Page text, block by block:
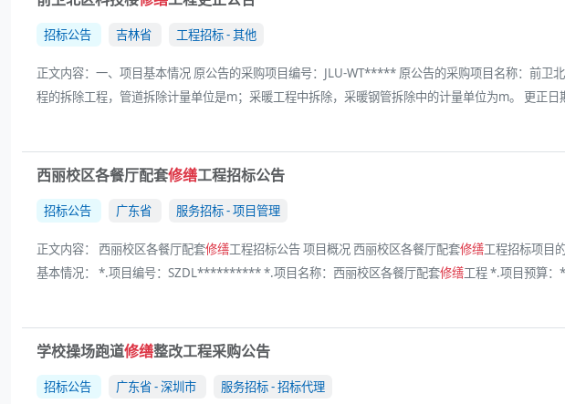
招标公告 吉林省 工程招标 - 其他
正文内容：一、项目基本情况 原公告的采购项目编号：JLU-WT***** 原公告的采购项目名称：前卫
程的拆除工程，管道拆除计量单位是m；采暖工程中拆除，采暖钢管拆除中的计量单位为m。 更
西丽校区各餐厅配套修缮工程招标公告
招标公告 广东省 服务招标 - 项目管理
正文内容： 西丽校区各餐厅配套修缮工程招标公告 项目概况 西丽校区各餐厅配套修缮工程招标项目
基本情况： *.项目编号：SZDL********** *.项目名称：西丽校区各餐厅配套修缮工程 *.项目预算
学校操场跑道修缮整改工程采购公告
招标公告 广东省 - 深圳市 服务招标 - 招标代理